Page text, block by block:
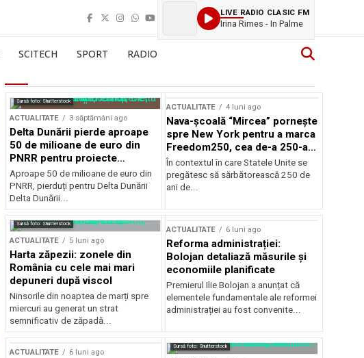
LIVE RADIO CLASIC FM
Irina Rimes - In Palme
SCITECH SPORT RADIO
Sursă foto: Shutterstock
ACTUALITATE 3 săptămâni ago
Delta Dunării pierde aproape
50 de milioane de euro din
PNRR pentru proiecte
esențiale
Aproape 50 de milioane de euro din
PNRR, pierduți pentru Delta Dunării
Delta Dunării...
ACTUALITATE 4 luni ago
Nava-școală “Mircea” pornește
spre New York pentru a marca
Freedom250, cea de-a 250-a
aniversare a Statelor Unite
În contextul în care Statele Unite se
pregătesc să sărbătorească 250 de
ani de...
Sursă foto: Shutterstock
ACTUALITATE 5 luni ago
Harta zăpezii: zonele din
România cu cele mai mari
depuneri după viscol
Ninsorile din noaptea de marți spre
miercuri au generat un strat
semnificativ de zăpadă...
ACTUALITATE 6 luni ago
Reforma administrației:
Bolojan detaliază măsurile și
economiile planificate
Premierul Ilie Bolojan a anunțat că
elementele fundamentale ale reformei
administrației au fost convenite...
ACTUALITATE 6 luni ago
Sursă foto: Shutterstock